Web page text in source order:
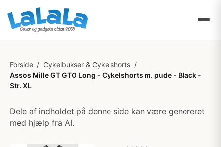
Forside / Cykelbukser & Cykelshorts /
Assos Mille GT GTO Long - Cykelshorts m. pude - Black -
Str. XL
Dele af indholdet på denne side kan være genereret
med hjælp fra AI.